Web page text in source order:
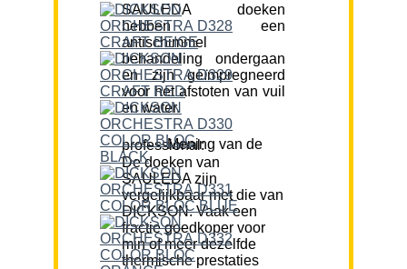
SAULEDA doeken
hebben een
antischimmel
behandeling ondergaan
en zijn geïmpregneerd
voor het afstoten van vuil
en water.
Mening van de professional:
De doeken van
SAULEDA zijn
vergelijkbaar met die van
DICKSON. Vaak een
fractie goedkoper voor
min of meer dezelfde
thermische prestaties